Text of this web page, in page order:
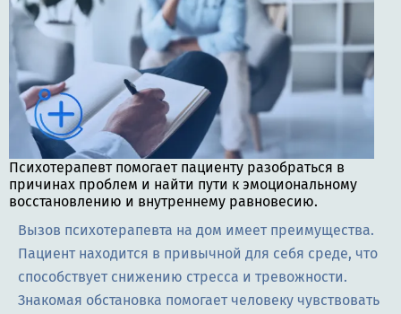
Психотерапевт помогает пациенту разобраться в
причинах проблем и найти пути к эмоциональному
восстановлению и внутреннему равновесию.
Вызов психотерапевта на дом имеет преимущества.
Пациент находится в привычной для себя среде, что
способствует снижению стресса и тревожности.
Знакомая обстановка помогает человеку чувствовать